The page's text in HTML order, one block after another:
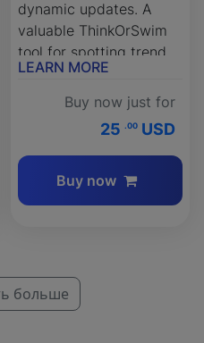
dynamic updates. A
valuable ThinkOrSwim
tool for spotting trend
exhaustion and market
turning points.
LEARN MORE
Buy now just for
25 .00 USD
Buy now
больше